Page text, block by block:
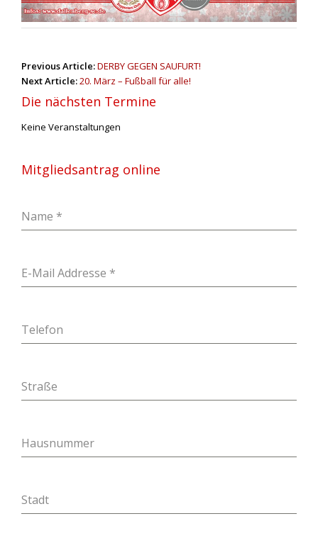
P
o
s
n
i
t
n
Previous Article:DERBY GEGEN SAUFURT!
Next Article:20. März – Fußball für alle!
Die nächsten Termine
Keine Veranstaltungen
Mitgliedsantrag online
Name *
E-Mail Addresse *
Telefon
Straße
Hausnummer
Stadt